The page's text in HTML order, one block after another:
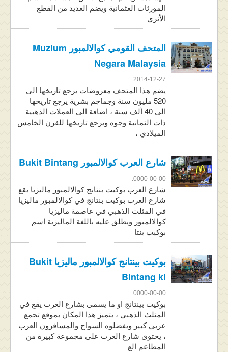
المورثات العثمانية ويضم العديد من القطع
الأثري
المتحف القومي كوالالمبور Muzium
Negara Malaysia
2014-12-27.
يضم هذا المتحف معروضات يرجع تاريخها الى
520 مليون سنة وجماجم بشرية يرجع تاريخها
الى 40 ألف سنة ، اضافة الى العملات الذهبية
ذات الثمانية وجوه ويرجع تاريخها للقرن الخامس
الميلادي ،
شارع العرب كوالالمبور Bukit Bintang
0000-00-00.
شارع العرب بوكيت بنتانج كوالالمبور ماليزيا يقع
شارع العرب بوكيت بنتانج في كوالالمبور ماليزيا
في المثلث الذهبي في عاصمة ماليزيا
كوالالمبور ويطلق عليه باللغة الماليزية اسم
بوكيت بنتا
بوكيت بينتانج كوالالمبور ماليزيا Bukit
Bintang kl
0000-00-00.
بوكيت بينتانج او ما يسمى بشارع العرب يقع في
المثلث الذهبي ، يتميز هذا المكان بموقع تجمع
عربي كبير ويفضلوه السواح والمسافرون العرب
، يحتوى شارع العرب على مجموعة كبيرة من
المطاعم الع